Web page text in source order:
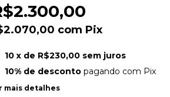
com Pix
10 x de R$230,00 sem juros
10% de descontopagando com Pix
mais detalhes